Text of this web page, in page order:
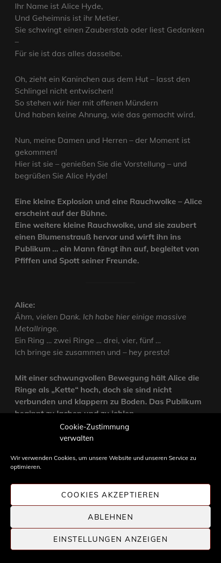
Cookie-Zustimmung
verwalten
Wir verwenden Cookies, um unsere Website und unseren Service zu
optimieren.
COOKIES AKZEPTIEREN
ABLEHNEN
EINSTELLUNGEN ANZEIGEN
Ihr Name ist Alice Hyde,
Und Geheimnis ist ihr Metier.
Sie schwingt einen Zauberstab oder liest Gedanken
–
Für sie ist das alles dasselbe.
Oh, zieht ein Kaninchen aus dem Hut – lasst den
Schlingel nicht entwischen!
So stehen wir hier mit offenen Mündern
Und haben keine Ahnung, wie das gemacht wird.
Nun, meine Damen und Herren – der Moment ist
gekommen!
Hier ist sie – genießen Sie die Vorstellung – und
begrüßen Sie Alice Hyde!
Eine kleine Explosion und eine Rauchwolke – Alice
erscheint auf der Bühne.
Eine weitere kleine Rauchwolke, und sie zaubert
einen Blumenstrauß hervor und wirft ihn ins
Publikum … ein Mann fängt ihn auf, begleitet von
Pfiffen und Spott seiner Freunde.
Alice:
Ähm, vielen Dank. Ich habe hier einige massive
Metallringe.
Ein Ring … zwei Ringe … drei, vier, fünf …
Ich bringe sie zusammen und – hey presto!
Mit einer schwungvollen Bewegung hält Alice die
Ringe als „Kette“ hoch, doch sie sind nicht
verbunden und klappern zu Boden. Das Publikum
beginnt zu lachen und zu johlen.
Alice zeigt ein dünnes Seil.
Doch jetzt ist es Zeit, die Schnur in zwei Teile zu
schneiden.